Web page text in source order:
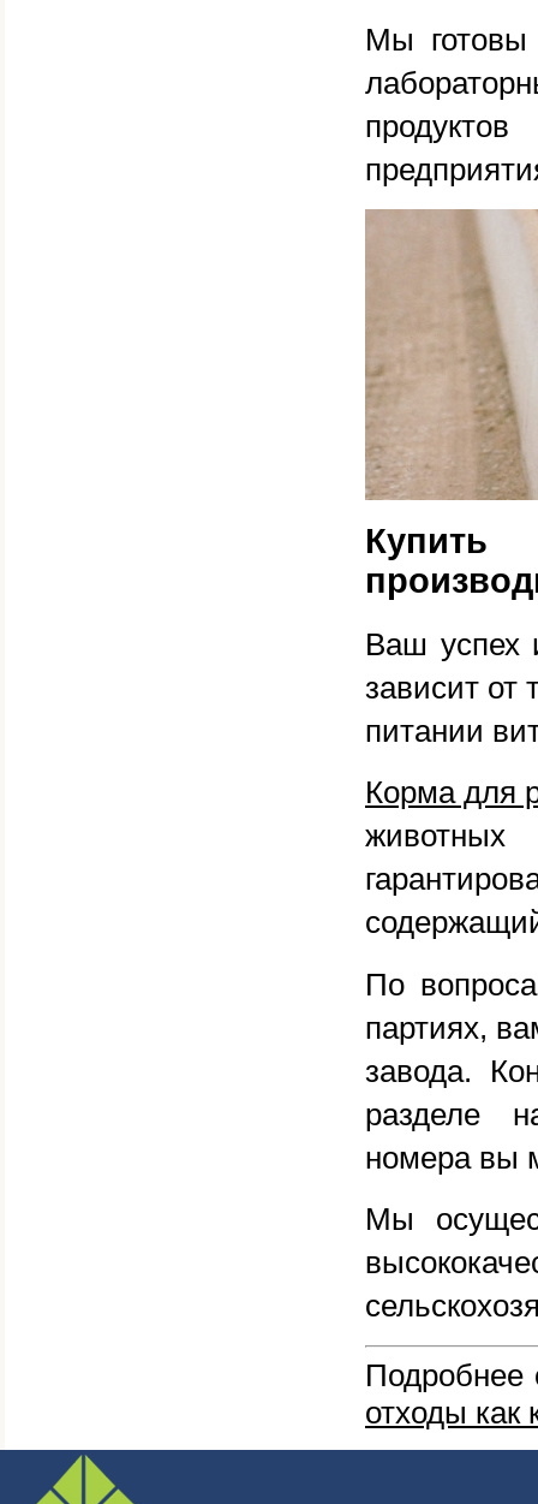
Мы готовы
Ваш успех
зависит от
питании
Корма для
По
партиях,
завода.
разделе
номера вы
Мы
Подробнее
отходы как